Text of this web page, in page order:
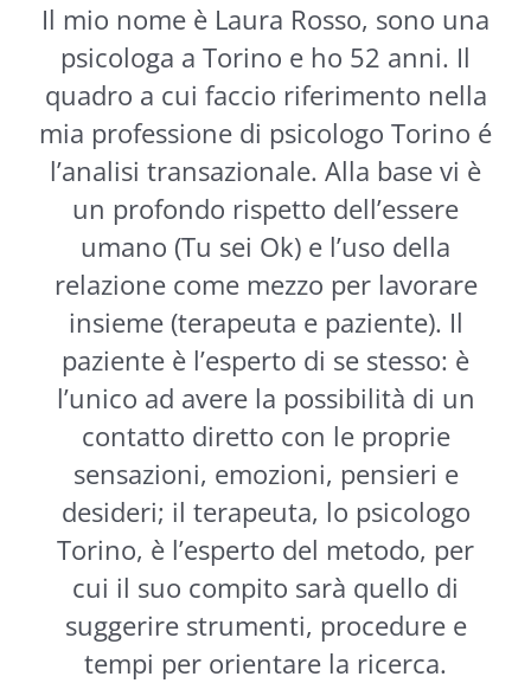
Il mio nome è Laura Rosso, sono una
psicologa a Torino e ho 52 anni. Il
quadro a cui faccio riferimento nella
mia professione di psicologo Torino é
l’analisi transazionale. Alla base vi è
un profondo rispetto dell’essere
umano (Tu sei Ok) e l’uso della
relazione come mezzo per lavorare
insieme (terapeuta e paziente). Il
paziente è l’esperto di se stesso: è
l’unico ad avere la possibilità di un
contatto diretto con le proprie
sensazioni, emozioni, pensieri e
desideri; il terapeuta, lo psicologo
Torino, è l’esperto del metodo, per
cui il suo compito sarà quello di
suggerire strumenti, procedure e
tempi per orientare la ricerca.